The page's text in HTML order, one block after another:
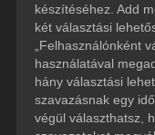
készítéséhez. Add
két választási
„Felhasználónként
használatával
hány választási
szavazásnak egy
végül választhatsz,